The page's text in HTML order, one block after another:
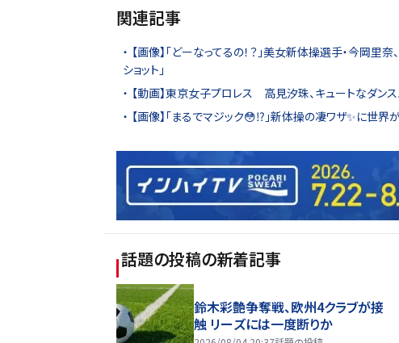
関連記事
【画像】「どーなってるの！？」美女新体操選手・今岡里
ショット」
【動画】東京女子プロレス 高見汐珠、キュートなダンス
【画像】「まるでマジック😳⁉️」新体操の凄ワザ✨に世界
話題の投稿の新着記事
鈴木彩艶争奪戦、欧州4クラブが接
触 リーズには一度断りか